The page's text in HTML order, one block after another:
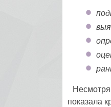
показала